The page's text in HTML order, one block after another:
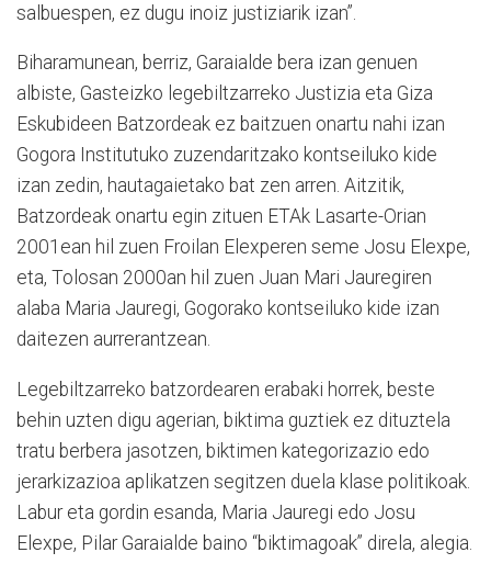
salbuespen, ez dugu inoiz justiziarik izan”.
Biharamunean, berriz, Garaialde bera izan genuen
albiste, Gasteizko legebiltzarreko Justizia eta Giza
Eskubideen Batzordeak ez baitzuen onartu nahi izan
Gogora Institutuko zuzendaritzako kontseiluko kide
izan zedin, hautagaietako bat zen arren. Aitzitik,
Batzordeak onartu egin zituen ETAk Lasarte-Orian
2001ean hil zuen Froilan Elexperen seme Josu Elexpe,
eta, Tolosan 2000an hil zuen Juan Mari Jauregiren
alaba Maria Jauregi, Gogorako kontseiluko kide izan
daitezen aurrerantzean.
Legebiltzarreko batzordearen erabaki horrek, beste
behin uzten digu agerian, biktima guztiek ez dituztela
tratu berbera jasotzen, biktimen kategorizazio edo
jerarkizazioa aplikatzen segitzen duela klase politikoak.
Labur eta gordin esanda, Maria Jauregi edo Josu
Elexpe, Pilar Garaialde baino “biktimagoak” direla, alegia.